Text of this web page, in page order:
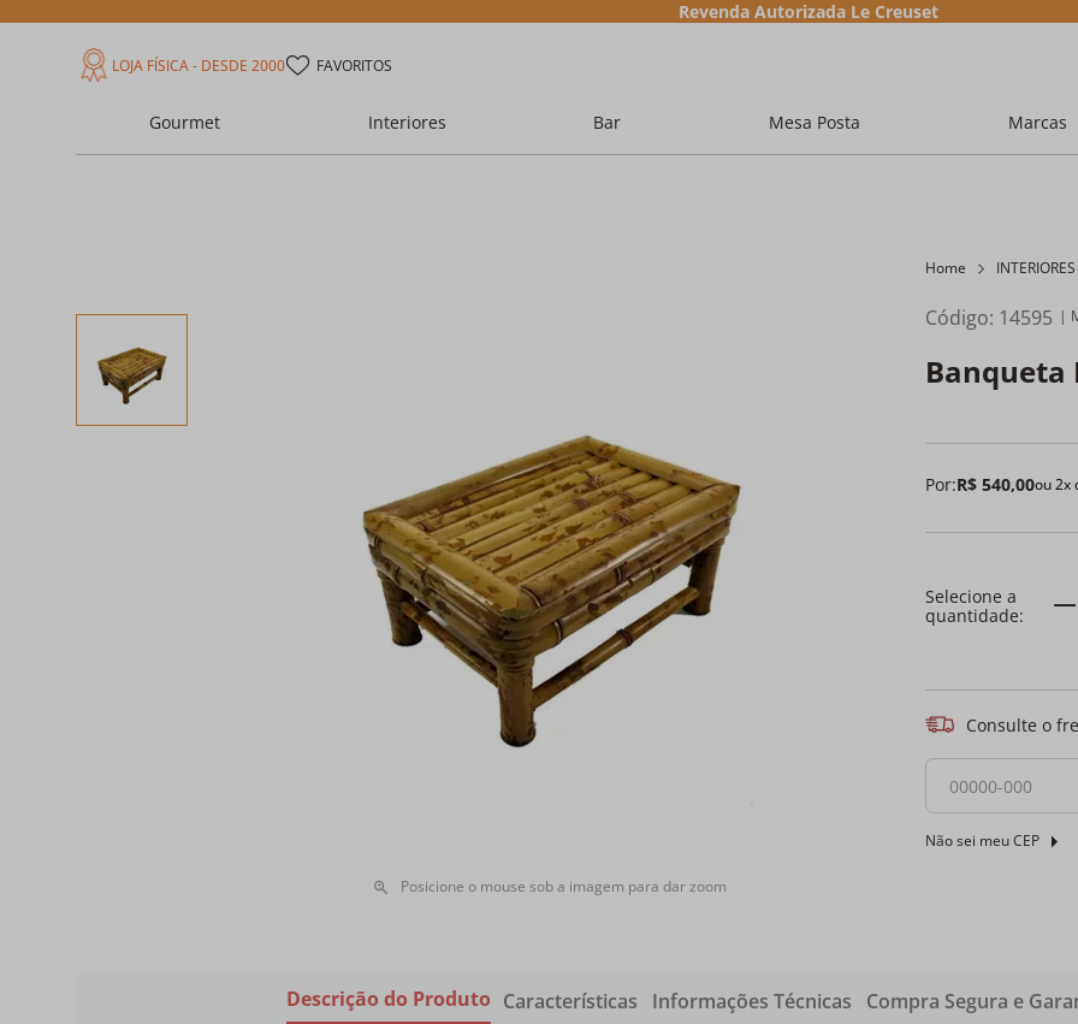
Revenda Autorizada Le Creuset
LOJA FÍSICA - DESDE 2000 FAVORITOS
Gourmet Interiores Bar Mesa Posta Marcas
Posicione o mouse sob a imagem para dar zoom
Home INTERIORES
Código: 14595
Banqueta
Por:R$ 540,00ou2x
Consulte o
Não sei meu CEP
Descrição do Produto Características Informações Técnicas Compra Segura e